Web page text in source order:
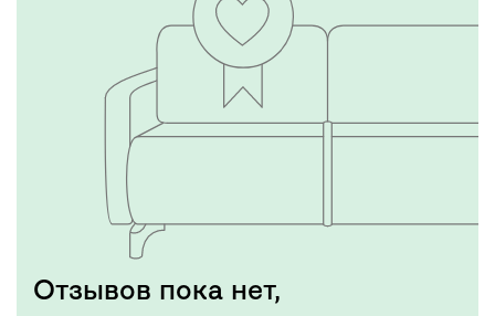
Отзывов пока нет,